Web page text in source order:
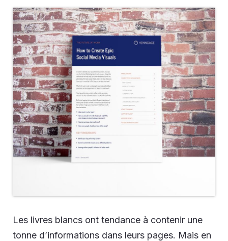
Les livres blancs ont tendance à contenir une
tonne d’informations dans leurs pages. Mais en